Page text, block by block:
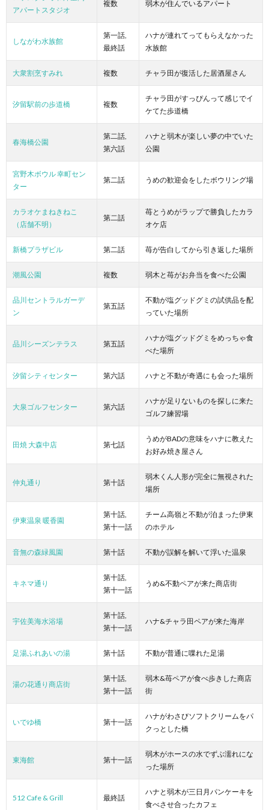
アパートスタジオ
複数 弱木が住んでいるアパート
しながわ水族館
第一話,
最終話
ハナが連れてってもらえなかった
水族館
大衆割烹すみれ 複数 チャラ田が復活した居酒屋さん
汐留駅前の歩道橋 複数
チャラ田がすっぴんって感じでイ
ケてた歩道橋
春海橋公園
第二話,
第六話
ハナと弱木が楽しい夢の中でいた
公園
宮野木ボウル 幸町セン
ター
第二話 うめの歓迎会をしたボウリング場
カラオケまねきねこ
（店舗不明）
第二話
苺とうめがラップで勝負したカラ
オケ店
新橋プラザビル 第二話 苺が告白してから引き返した場所
潮風公園 複数 弱木と苺がお弁当を食べた公園
品川セントラルガーデ
ン
第五話
不動が塩グッドグミの試供品を配
っていた場所
品川シーズンテラス 第五話
ハナが塩グッドグミをめっちゃ食
べた場所
汐留シティセンター 第六話 ハナと不動が奇遇にも会った場所
大泉ゴルフセンター 第六話
ハナが足りないものを探しに来た
ゴルフ練習場
田焼 大森中店 第七話
うめがBADの意味をハナに教えた
お好み焼き屋さん
仲丸通り 第十話
弱木くん人形が完全に無視された
場所
伊東温泉 暖香園
第十話,
第十一話
チーム高嶺と不動が泊まった伊東
のホテル
音無の森緑風園 第十話 不動が誤解を解いて浮いた温泉
キネマ通り
第十話,
第十一話
うめ&不動ペアが来た商店街
宇佐美海水浴場
第十話,
第十一話
ハナ&チャラ田ペアが来た海岸
足湯ふれあいの湯 第十話 不動が普通に喋れた足湯
湯の花通り商店街
第十話,
第十一話
弱木&苺ペアが食べ歩きした商店
街
いでゆ橋 第十一話
ハナがわさびソフトクリームをパ
クっとした橋
東海館 第十一話
弱木がホースの水でずぶ濡れにな
った場所
512 Cafe & Grill 最終話
ハナと弱木が三日月パンケーキを
食べさせ合ったカフェ